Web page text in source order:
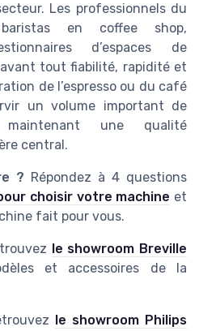
Les professionnels du
en coffee shop,
d’espaces de
tout fiabilité, rapidité et
de l’espresso ou du café
un volume important de
une qualité
central.
? Répondez à 4 questions
choisir votre machine et
fait pour vous.
le showroom Breville
et accessoires de la
le showroom Philips